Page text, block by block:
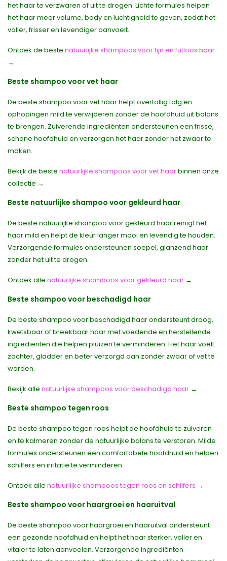
het haar te verzwaren of uit te drogen. Lichte formules helpen
het haar meer volume, body en luchtigheid te geven, zodat het
voller, frisser en levendiger aanvoelt.
Ontdek de beste natuurlijke shampoos voor fijn en futloos haar
→
Beste shampoo voor vet haar
De beste shampoo voor vet haar helpt overtollig talg en
ophopingen mild te verwijderen zonder de hoofdhuid uit balans
te brengen. Zuiverende ingrediënten ondersteunen een frisse,
schone hoofdhuid en verzorgen het haar zonder het zwaar te
maken.
Bekijk de beste natuurlijke shampoos voor vet haarbinnen onze
collectie →
Beste natuurlijke shampoo voor gekleurd haar
De beste natuurlijke shampoo voor gekleurd haar reinigt het
haar mild en helpt de kleur langer mooi en levendig te houden.
Verzorgende formules ondersteunen soepel, glanzend haar
zonder het uit te drogen.
Ontdek alle natuurlijke shampoos voor gekleurd haar →
Beste shampoo voor beschadigd haar
De beste shampoo voor beschadigd haar ondersteunt droog,
kwetsbaar of breekbaar haar met voedende en herstellende
ingrediënten die helpen pluizen te verminderen. Het haar voelt
zachter, gladder en beter verzorgd aan zonder zwaar of vet te
worden.
Bekijk alle natuurlijke shampoos voor beschadigd haar →
Beste shampoo tegen roos
De beste shampoo tegen roos helpt de hoofdhuid te zuiveren
en te kalmeren zonder de natuurlijke balans te verstoren. Milde
formules ondersteunen een comfortabele hoofdhuid en helpen
schilfers en irritatie te verminderen.
Ontdek alle natuurlijke shampoos tegen roos en schilfers →
Beste shampoo voor haargroei en haaruitval
De beste shampoo voor haargroei en haaruitval ondersteunt
een gezonde hoofdhuid en helpt het haar sterker, voller en
vitaler te laten aanvoelen. Verzorgende ingrediënten